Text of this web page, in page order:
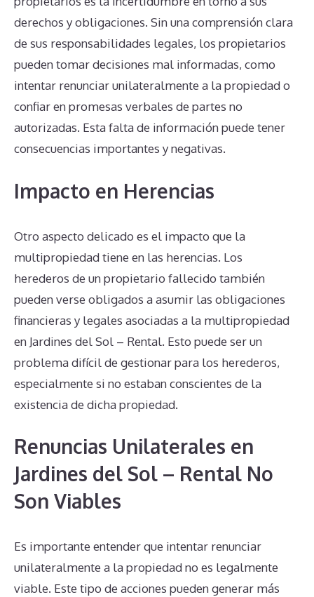
derechos y obligaciones. Sin una comprensión clara
de sus responsabilidades legales, los propietarios
pueden tomar decisiones mal informadas, como
intentar renunciar unilateralmente a la propiedad o
confiar en promesas verbales de partes no
autorizadas. Esta falta de información puede tener
consecuencias importantes y negativas.
Impacto en Herencias
Otro aspecto delicado es el impacto que la
multipropiedad tiene en las herencias. Los
herederos de un propietario fallecido también
pueden verse obligados a asumir las obligaciones
financieras y legales asociadas a la multipropiedad
en Jardines del Sol – Rental. Esto puede ser un
problema difícil de gestionar para los herederos,
especialmente si no estaban conscientes de la
existencia de dicha propiedad.
Renuncias Unilaterales en
Jardines del Sol – Rental No
Son Viables
Es importante entender que intentar renunciar
unilateralmente a la propiedad no es legalmente
viable. Este tipo de acciones pueden generar más